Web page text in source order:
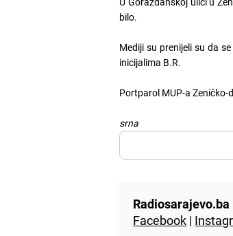
bilo.
Mediji su prenijeli su da
inicijalima B.R.
Portparol MUP-a
srna
Radiosarajevo.ba
Facebook |